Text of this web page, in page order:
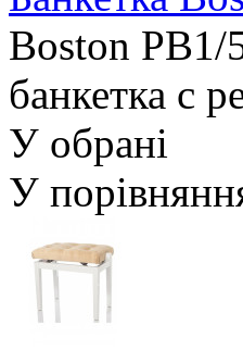
Boston PB1/
банкетка с
У обрані
У